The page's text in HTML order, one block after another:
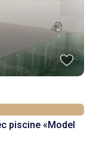
piscine «Model